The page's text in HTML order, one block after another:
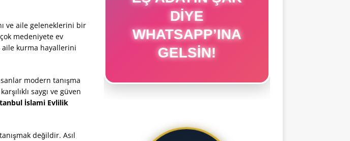
ve aile geleneklerini bir
medeniyete ev
kurma hayallerini
modern tanışma
saygı ve güven
İslami Evlilik
değildir. Asıl
DIYE
WHATSAPP’INA
GELSIN!